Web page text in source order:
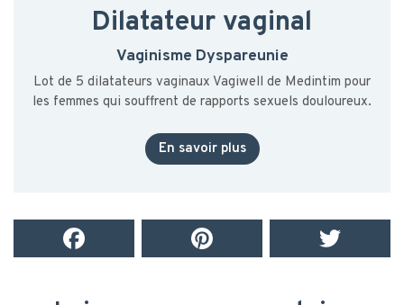
Dilatateur vaginal
Vaginisme Dyspareunie
Lot de 5 dilatateurs vaginaux Vagiwell de Medintim pour
les femmes qui souffrent de rapports sexuels douloureux.
En savoir plus